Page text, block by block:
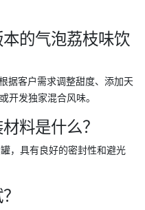
的气泡荔枝味饮
据客户需求调整甜度、添加天
开发独家混合风味。
料是什么？
，具有良好的密封性和避光